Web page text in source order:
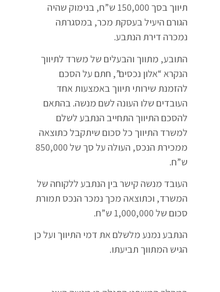
תיווך בסך 150,000 ש”ח, בנימוק שהיה
הגורם היעיל בעסקת מכר, במסגרתה
נמכרה דירת הנתבע.
התובע, מתווך והבעלים של משרד לתיווך
הנקרא “אלון נכסים”, חתם על הסכם
להזמנת שירותי תיווך באמצעות אחד
העובדים שלו העונה לשם מנשה. בהתאם
להסכם התיווך התחייב הנתבע לשלם
למשרד התיווך כל סכום שיתקבל כתוצאה
ממכירת הנכס, העולה על סך של 850,000
ש”ח.
העובד מנשה קישר בין הנתבע ללקוחה של
המשרד, וכתוצאה מכך נמכר הנכס תמורת
סכום של 1,000,000 ש”ח.
הנתבע נמנע מלשלם את דמי התיווך ועל כן
הגיש המתווך תביעתו.